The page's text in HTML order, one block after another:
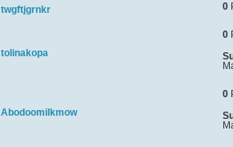
twgftjgrnkr 0
tolinakopa
0
Abodoomilkmow
0